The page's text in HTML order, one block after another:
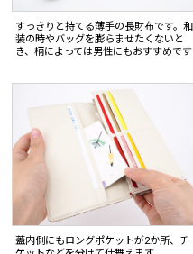
すっきりと持てる薄手の長財布です。和
装の時やバッグを膨らませたくないと
き、柄によっては男性にもおすすめです
蓋内側にもロングポケットが2か所、チ